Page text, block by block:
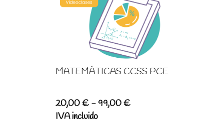
MATEMÁTICAS CCSS PCE
20,00€ -99,00€Rango
IVA incluido